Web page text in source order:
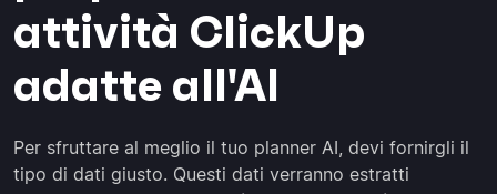
attività ClickUp
adatte all'AI
Per sfruttare al meglio il tuo planner AI, devi fornirgli il
tipo di dati giusto. Questi dati verranno estratti